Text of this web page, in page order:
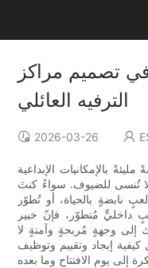
تصميم مراكز
الترفيه العائلي
2026-03-26
بالإمكانيات الإبداعية
لا تُنسى للضيوف. سواءً كنتَ
نابضةٍ بالحياة، أو تُطوّر
داخليٍّ مُتطوّر، فإنّ خبير
إلى وجهةٍ مُربحةٍ وآمنةٍ لا
إيجاد وتقييم وتوظيف